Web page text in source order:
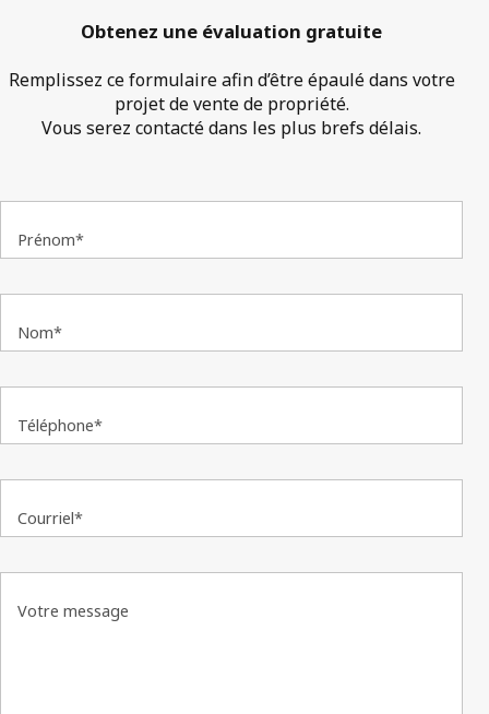
Obtenez une évaluation gratuite
Remplissez ce formulaire afin d’être épaulé dans votre
projet de vente de propriété.
Vous serez contacté dans les plus brefs délais.
Prénom*
Nom*
Téléphone*
Courriel*
Votre message